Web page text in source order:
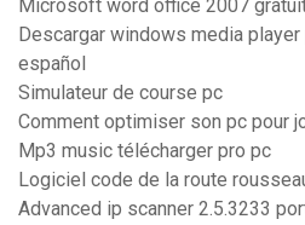
Microsoft word office 2007
Descargar windows media
español
Simulateur de course pc
Comment optimiser son pc pour
Mp3 music télécharger pro pc
Logiciel code de la route
Advanced ip scanner 2.5.3233